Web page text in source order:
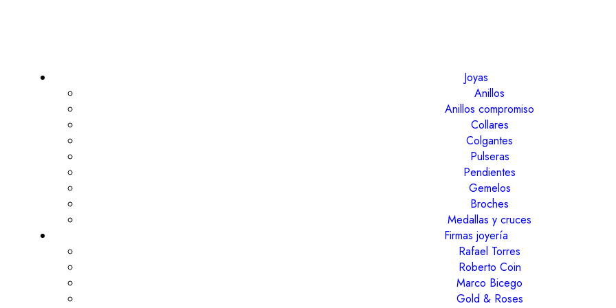
Joyas
Anillos
Anillos compromiso
Collares
Colgantes
Pulseras
Pendientes
Gemelos
Broches
Medallas y cruces
Firmas joyería
Rafael Torres
Roberto Coin
Marco Bicego
Gold & Roses